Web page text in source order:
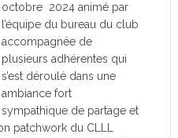
octobre 2024 animé par
l’équipe du bureau du club
accompagnée de
plusieurs adhérentes qui
s’est déroulé dans une
ambiance fort
sympathique de partage et
patchwork du CLLL